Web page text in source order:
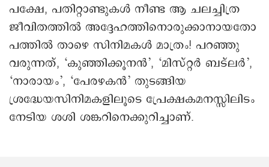
പക്ഷേ, പതിറ്റാണ്ടുകള്‍ നീണ്ട ആ ചലച്ചിത്ര
ജീവിതത്തില്‍ അദ്ദേഹത്തിനൊരുക്കാനായതോ
പത്തില്‍ താഴെ സിനിമകൾ മാത്രം! പറഞ്ഞു
വരുന്നത്, ‘കുഞ്ഞിക്കൂനന്‍’, ‘മിസ്റ്റര്‍ ബട്‌ലര്‍’,
‘നാരായം’, ‘പേരഴകന്‍’ തുടങ്ങിയ
ശ്രദ്ധേയസിനിമകളിലൂടെ പ്രേക്ഷകമനസ്സിലിടം
നേടിയ ശശി ശങ്കറിനെക്കുറിച്ചാണ്.